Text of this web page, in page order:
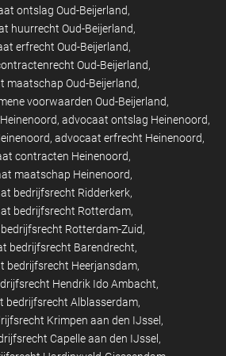
ontslag Oud-Beijerland
huurrecht Oud-Beijerland
erfrecht Oud-Beijerland
Oud-Beijerland
maatschap Oud-Beijerland
voorwaarden Oud-Beijerland
advocaat ontslag Heinenoord
advocaat erfrecht Heinenoord
contracten Heinenoord
maatschap Heinenoord
bedrijfsrecht Ridderkerk
bedrijfsrecht Rotterdam
Rotterdam-Zuid
bedrijfsrecht Barendrecht
bedrijfsrecht Heerjansdam
Hendrik Ido Ambacht
bedrijfsrecht Alblasserdam
Krimpen aan den IJssel
Capelle aan den IJssel